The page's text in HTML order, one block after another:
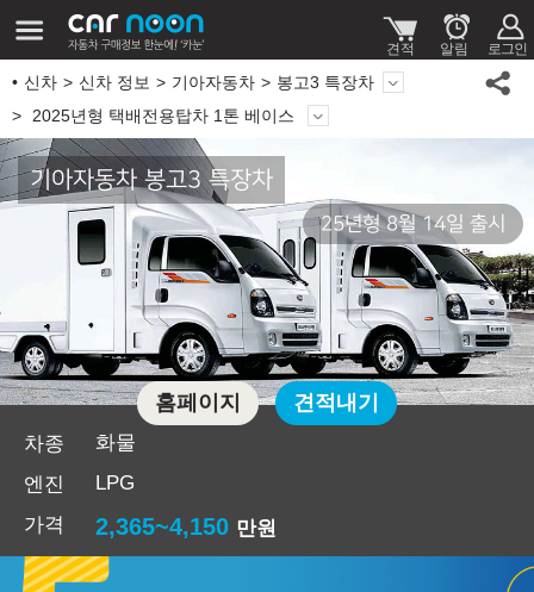
신차 신차 정보 기아자동차
봉고3 특장차
2025년형 택배전용탑차 1톤 베이스
기아자동차 봉고3 특장차
25년형 8월 14일 출시
차종
화물
엔진
LPG
가격
2,365~4,150 만원
홈페이지 견적내기